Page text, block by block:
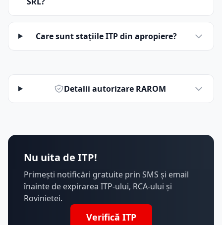
Care sunt stațiile ITP din apropiere?
Detalii autorizare RAROM
Nu uita de ITP!
Primești notificări gratuite prin SMS și email
înainte de expirarea ITP-ului, RCA-ului și
Rovinietei.
Verifică ITP